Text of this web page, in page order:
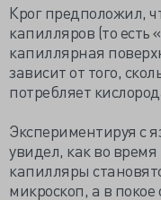
Крог предположил,
капилляров (то
капиллярная
зависит от того,
потребляет
Экспериментируя с
увидел, как во
капилляры
микроскоп, а в